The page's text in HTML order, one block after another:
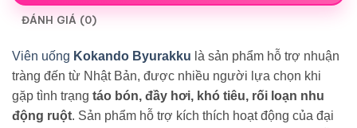
ĐÁNH GIÁ (0)
Viên uống Kokando Byurakku là sản phẩm hỗ trợ nhuận
tràng đến từ Nhật Bản, được nhiều người lựa chọn khi
gặp tình trạng táo bón, đầy hơi, khó tiêu, rối loạn nhu
động ruột. Sản phẩm hỗ trợ kích thích hoạt động của đại